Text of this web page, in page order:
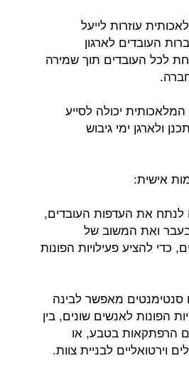
עוזרות לייעל
העובדים לארגון
לכל העובדים תוך שמירה
המלאכותית יכולה לסייע
ולארגן ימי גיבוש
לנתח את העדפות העובדים,
ואת המשוב של
כדי להציע פעילויות הפונות
סנטימנטים מאפשר לבינה
הפונות לאנשים שונים, בין
הרפתקאות בטבע, או
וירטואליים לבניית צוות.